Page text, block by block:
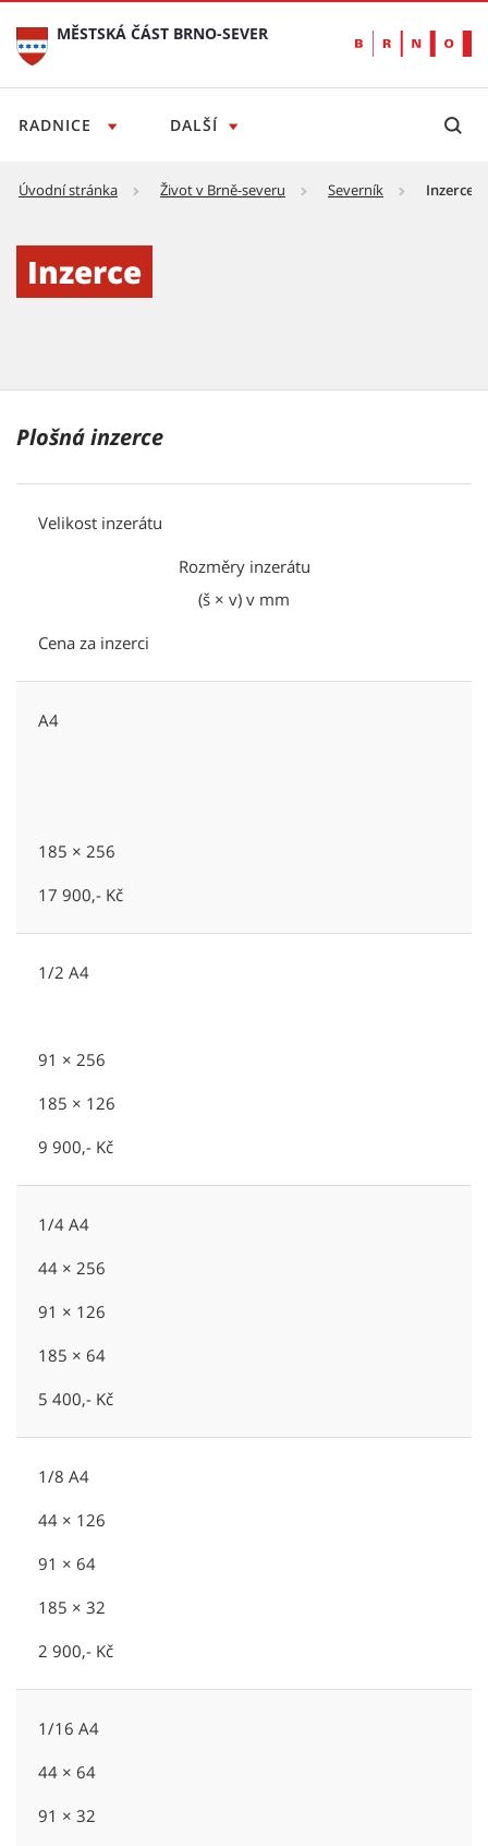
MĚSTSKÁ ČÁST BRNO-SEVER
RADNICE DALŠÍ
Úvodní stránka Život v Brně-severu Severník Inzerce
Inzerce
Plošná inzerce
Velikost inzerátu
Rozměry inzerátu
(š × v) v mm
Cena za inzerci
A4
185 × 256
17 900,- Kč
1/2 A4
91 × 256
185 × 126
9 900,- Kč
1/4 A4
44 × 256
91 × 126
185 × 64
5 400,- Kč
1/8 A4
44 × 126
91 × 64
185 × 32
2 900,- Kč
1/16 A4
44 × 64
91 × 32